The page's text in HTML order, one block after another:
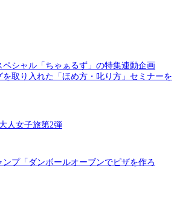
シャル「ちゃぁるず」の特集連動企画
を取り入れた「ほめ方・叱り方」セミナーを
人女子旅第2弾
プ「ダンボールオーブンでピザを作ろ